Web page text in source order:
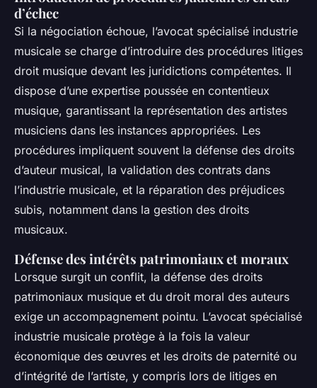
d’échec
Si la négociation échoue, l’avocat spécialisé industrie
musicale se charge d’introduire des procédures litiges
droit musique devant les juridictions compétentes. Il
dispose d’une expertise poussée en contentieux
musique, garantissant la représentation des artistes
musiciens dans les instances appropriées. Les
procédures impliquent souvent la défense des droits
d’auteur musical, la validation des contrats dans
l’industrie musicale, et la réparation des préjudices
subis, notamment dans la gestion des droits
musicaux.
Défense des intérêts patrimoniaux et moraux
Lorsque surgit un conflit, la défense des droits
patrimoniaux musique et du droit moral des auteurs
exige un accompagnement pointu. L’avocat spécialisé
industrie musicale protège à la fois la valeur
économique des œuvres et les droits de paternité ou
d’intégrité de l’artiste, y compris lors de litiges en